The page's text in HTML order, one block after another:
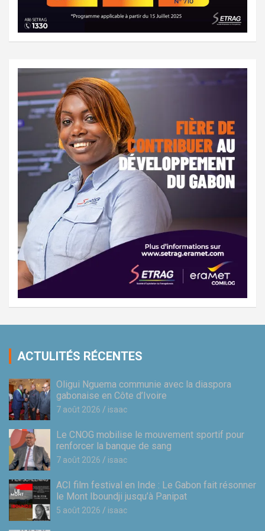
ACTULITÉS RÉCENTES
Oligui Nguema communie avec la diaspora
gabonaise en Côte d’Ivoire
7 août 2026 isaac
Le CNOG mobilise le mouvement sportif pour
renforcer la banque de sang
7 août 2026 isaac
ACI film festival en Inde : Le Gabon fait résonner
le Mont Iboundji jusqu’à Panipat
5 août 2026 isaac